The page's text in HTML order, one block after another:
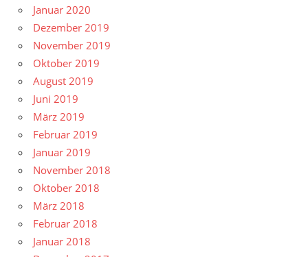
Januar 2020
Dezember 2019
November 2019
Oktober 2019
August 2019
Juni 2019
März 2019
Februar 2019
Januar 2019
November 2018
Oktober 2018
März 2018
Februar 2018
Januar 2018